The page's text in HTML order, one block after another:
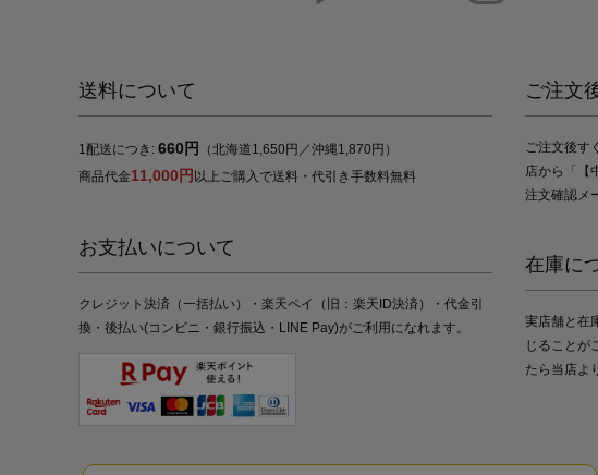
送料について
1配送につき: 660円
（北海道1,650円／沖縄1,870円）
商品代金11,000円 以上ご購入で送料・代引き手数料無料
お支払いについて
クレジット決済（一括払い）・楽天ペイ（旧：楽天ID決済）・代金引
換・後払い(コンビニ・銀行振込・LINE Pay)がご利用になれます。
ご注文
ご注文後す
店から「【
注文確認メ
在庫に
実店舗と在
じることが
たら当店よ